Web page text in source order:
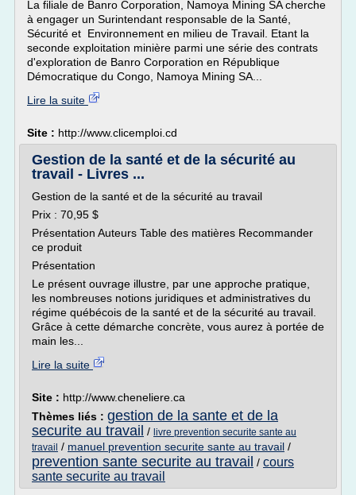
La filiale de Banro Corporation, Namoya Mining SA cherche
à engager un Surintendant responsable de la Santé,
Sécurité et Environnement en milieu de Travail. Etant la
seconde exploitation minière parmi une série des contrats
d'exploration de Banro Corporation en République
Démocratique du Congo, Namoya Mining SA...
Lire la suite
Site : http://www.clicemploi.cd
Gestion de la santé et de la sécurité au
travail - Livres ...
Gestion de la santé et de la sécurité au travail
Prix : 70,95 $
Présentation Auteurs Table des matières Recommander
ce produit
Présentation
Le présent ouvrage illustre, par une approche pratique,
les nombreuses notions juridiques et administratives du
régime québécois de la santé et de la sécurité au travail.
Grâce à cette démarche concrète, vous aurez à portée de
main les...
Lire la suite
Site : http://www.cheneliere.ca
Thèmes liés : gestion de la sante et de la
securite au travail / livre prevention securite sante au
travail / manuel prevention securite sante au travail /
prevention sante securite au travail / cours
sante securite au travail